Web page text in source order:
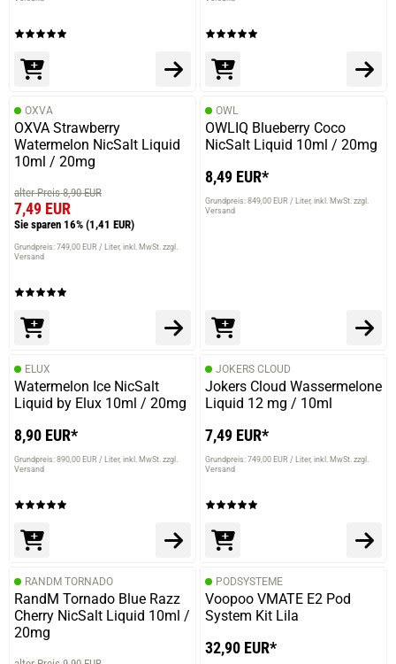
OXVA
OXVA Strawberry
Watermelon NicSalt Liquid
10ml / 20mg
alter Preis 8,90 EUR
7,49 EUR
Sie sparen 16% (1,41 EUR)
Grundpreis: 749,00 EUR / Liter inkl. MwSt. zzgl.
Versand
OWL
OWLIQ Blueberry Coco
NicSalt Liquid 10ml / 20mg
8,49 EUR*
Grundpreis: 849,00 EUR / Liter inkl. MwSt. zzgl.
Versand
ELUX
Watermelon Ice NicSalt
Liquid by Elux 10ml / 20mg
8,90 EUR*
Grundpreis: 890,00 EUR / Liter inkl. MwSt. zzgl.
Versand
JOKERS CLOUD
Jokers Cloud Wassermelone
Liquid 12 mg / 10ml
7,49 EUR*
Grundpreis: 749,00 EUR / Liter inkl. MwSt. zzgl.
Versand
RANDM TORNADO
RandM Tornado Blue Razz
Cherry NicSalt Liquid 10ml /
20mg
PODSYSTEME
Voopoo VMATE E2 Pod
System Kit Lila
32,90 EUR*